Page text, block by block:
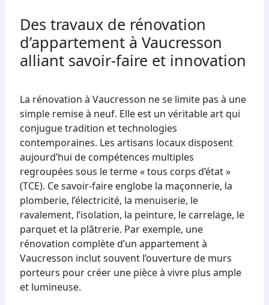
Des travaux de rénovation
d’appartement à Vaucresson
alliant savoir-faire et innovation
La rénovation à Vaucresson ne se limite pas à une
simple remise à neuf. Elle est un véritable art qui
conjugue tradition et technologies
contemporaines. Les artisans locaux disposent
aujourd’hui de compétences multiples
regroupées sous le terme « tous corps d’état »
(TCE). Ce savoir-faire englobe la maçonnerie, la
plomberie, l’électricité, la menuiserie, le
ravalement, l’isolation, la peinture, le carrelage, le
parquet et la plâtrerie. Par exemple, une
rénovation complète d’un appartement à
Vaucresson inclut souvent l’ouverture de murs
porteurs pour créer une pièce à vivre plus ample
et lumineuse.